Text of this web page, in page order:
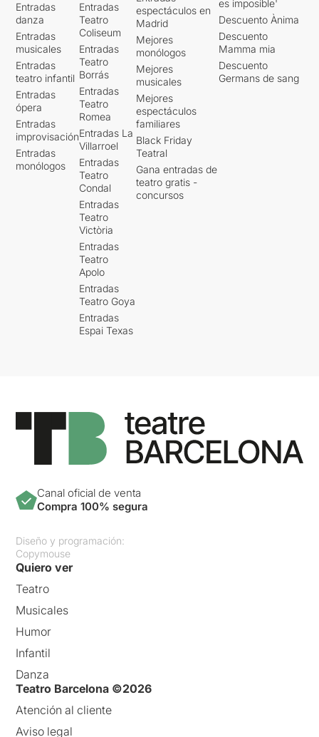
Entradas
danza
Entradas
musicales
Entradas
teatro infantil
Entradas
ópera
Entradas
improvisación
Entradas
monólogos
Entradas
Teatro
Coliseum
Entradas
Teatro
Borrás
Entradas
Teatro
Romea
Entradas La
Villarroel
Entradas
Teatro
Condal
Entradas
Teatro
Victòria
Entradas
Teatro
Apolo
Entradas
Teatro Goya
Entradas
Espai Texas
espectáculos en
Madrid
Mejores
monólogos
Mejores
musicales
Mejores
espectáculos
familiares
Black Friday
Teatral
Gana entradas de
teatro gratis -
concursos
es imposible'
Descuento Ànima
Descuento
Mamma mia
Descuento
Germans de sang
Canal oficial de venta
Compra 100% segura
Diseño y programación:
Copymouse
Quiero ver
Teatro
Musicales
Humor
Infantil
Danza
Teatro Barcelona ©2026
Atención al cliente
Aviso legal